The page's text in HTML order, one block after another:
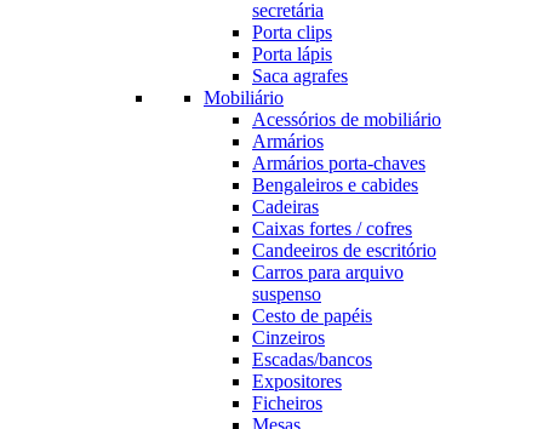
secretária
Porta clips
Porta lápis
Saca agrafes
Mobiliário
Acessórios de mobiliário
Armários
Armários porta-chaves
Bengaleiros e cabides
Cadeiras
Caixas fortes / cofres
Candeeiros de escritório
Carros para arquivo
suspenso
Cesto de papéis
Cinzeiros
Escadas/bancos
Expositores
Ficheiros
Mesas